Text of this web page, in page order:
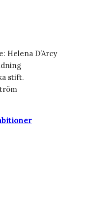
Helena D’Arcy
stift.